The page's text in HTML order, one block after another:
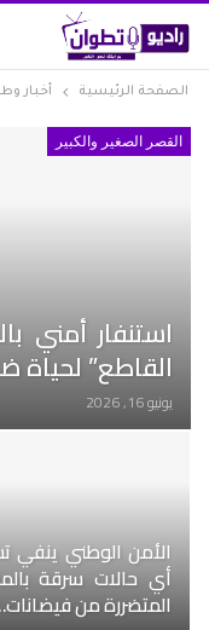
الصفحة الرئيسية أخبار
القصر الصغير والكبير
استنفار أمني
القاطع” لحياة
يونيو 16, 2026
الأمن الوطني ينفي
أي حالات سرقة
المتضررة من